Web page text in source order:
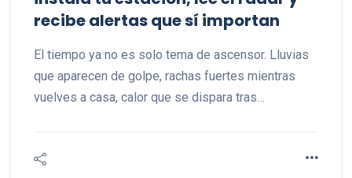
recibe alertas que sí importan
El tiempo ya no es solo tema de ascensor. Lluvias
que aparecen de golpe, rachas fuertes mientras
vuelves a casa, calor que se dispara tras…